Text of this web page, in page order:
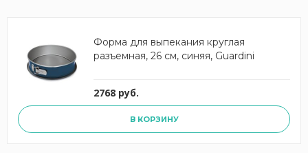
Форма для выпекания круглая
разъемная, 26 см, синяя, Guardini
2768 руб.
В КОРЗИНУ